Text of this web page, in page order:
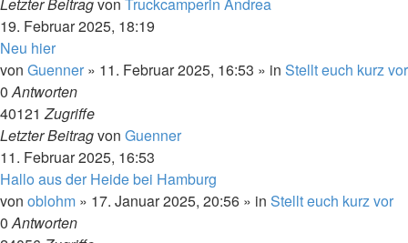
19. Februar 2025, 18:19
Neu hier
von Guenner » 11. Februar 2025, 16:53 » in Stellt euch kurz vor
0Antworten
40121Zugriffe
Letzter Beitragvon Guenner
11. Februar 2025, 16:53
Hallo aus der Heide bei Hamburg
von oblohm » 17. Januar 2025, 20:56 » in Stellt euch kurz vor
0Antworten